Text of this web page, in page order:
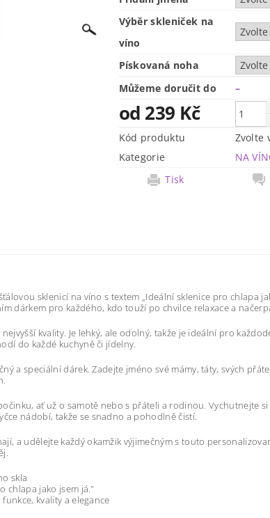
Výběr skleniček na
víno
Pískovaná noha
Můžeme doručit do
–
od 239 Kč
Kód produktu
Zvolte
Kategorie
NA
Tisk
sklenicí na víno s textem „Ideální sklenice pro chlapa
dárkem pro každého, kdo touží po chvilce relaxace a
kvality. Je lehký, ale odolný, takže je ideální pro
do každé kuchyně či jídelny.
a speciální dárek. Zadejte jméno své mámy, táty, svých
ať už o samotě nebo s přáteli a rodinou. Vychutnejte
nádobí, takže se snadno a pohodlně čistí.
a udělejte každý okamžik výjimečným s touto
skla
chlapa jako jsem já."
kvality a elegance